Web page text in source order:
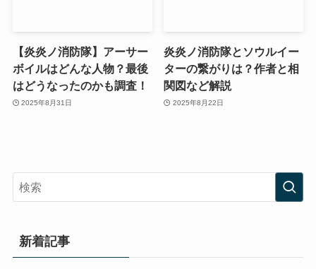
【炎炎ノ消防隊】アーサー
ボイルはどんな人物？最後
はどうなったのかも調査！
2025年8月31日
炎炎ノ消防隊とソウルイー
ターの繋がりは？作者と相
関図など解説
2025年8月22日
新着記事